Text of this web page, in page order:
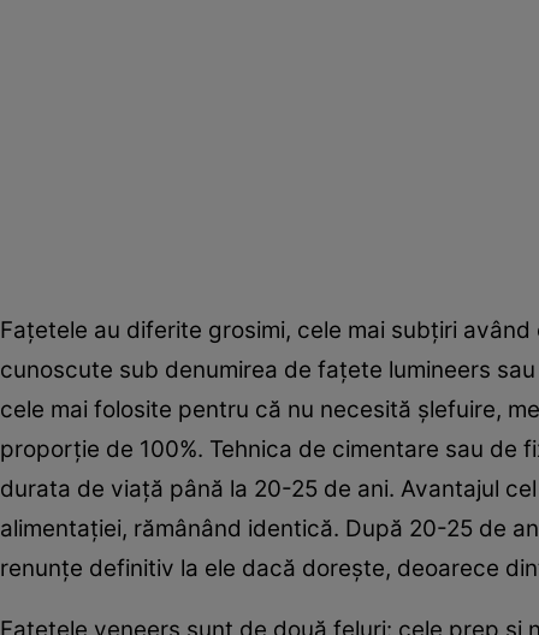
Faţetele au diferite grosimi, cele mai subţiri având
cunoscute sub denumirea de faţete lumineers
cele mai folosite pentru că nu necesită şlefuire,
proporţie de 100%. Tehnica de cimentare sau
durata de viaţă până la 20-25 de ani. Avantajul
alimentaţiei, rămânând identică. După 20-25 de
renunţe definitiv la ele dacă doreşte, deoarece